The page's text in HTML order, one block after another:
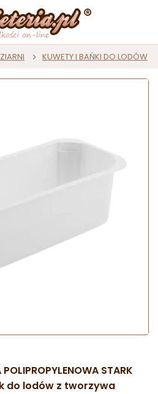
KUWETY I BAŃKI DO LODÓW
STARK
do lodów z tworzywa